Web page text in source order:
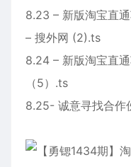
8.23 – 新版淘宝直
– 搜外网 (2).ts
8.24 – 新版淘宝直
（5）.ts
8.25- 诚意寻找合作